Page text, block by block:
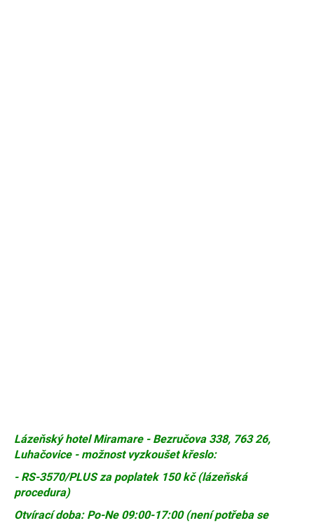
Lázeňský hotel Miramare - Bezručova 338, 763 26,
Luhačovice -možnost vyzkoušet křeslo:
- RS-3570/PLUS za poplatek 150 kč (lázeňská
procedura)
Otvírací doba: Po-Ne 09:00-17:00 (není potřeba se